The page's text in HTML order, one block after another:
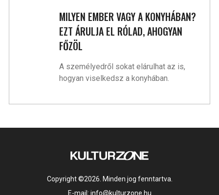
MILYEN EMBER VAGY A KONYHÁBAN?
EZT ÁRULJA EL RÓLAD, AHOGYAN
FŐZÖL
A személyedről sokat elárulhat az is,
hogyan viselkedsz a konyhában.
Copyright ©2026. Minden jog fenntartva.
E-mail: info@kulturzone.hu